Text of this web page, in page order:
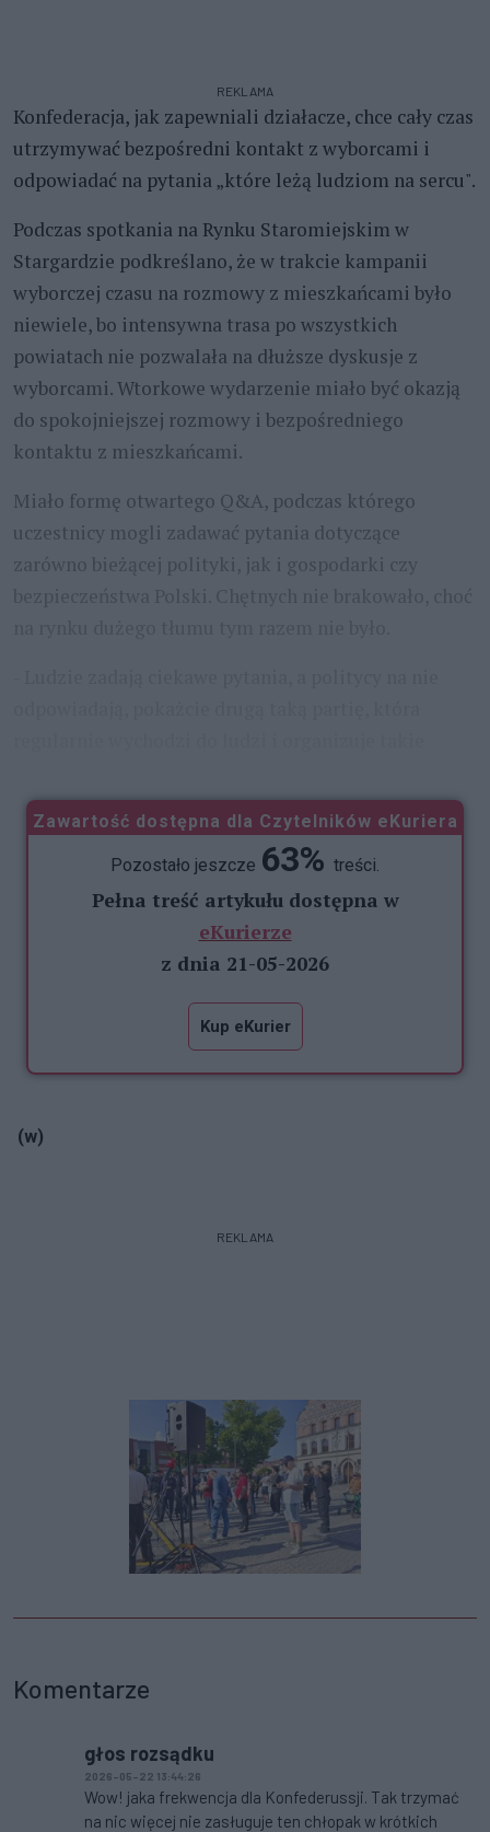
REKLAMA
Konfederacja, jak zapewniali działacze, chce cały czas
utrzymywać bezpośredni kontakt z wyborcami i
odpowiadać na pytania „które leżą ludziom na sercu".
Podczas spotkania na Rynku Staromiejskim w
Stargardzie podkreślano, że w trakcie kampanii
wyborczej czasu na rozmowy z mieszkańcami było
niewiele, bo intensywna trasa po wszystkich
powiatach nie pozwalała na dłuższe dyskusje z
wyborcami. Wtorkowe wydarzenie miało być okazją
do spokojniejszej rozmowy i bezpośredniego
kontaktu z mieszkańcami.
Miało formę otwartego Q&A, podczas którego
uczestnicy mogli zadawać pytania dotyczące
zarówno bieżącej polityki, jak i gospodarki czy
Zawartość dostępna dla Czytelników eKuriera
Pozostało jeszcze 63% treści.
Pełna treść artykułu dostępna w
eKurierze
z dnia 21-05-2026
Kup eKurier
(w)
REKLAMA
Komentarze
głos rozsądku
2026-05-22 13:44:26
Wow! jaka frekwencja dla Konfederussji. Tak trzymać
na nic więcej nie zasługuje ten chłopak w krótkich